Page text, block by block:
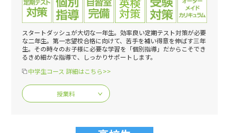
スタートダッシュが大切な一年生。効率良い定期テスト対策が必要
な二年生。第一志望校合格に向けて、苦手を補い得意を伸ばす三年
生。その時々のお子様に必要な学習を「個別指導」だからこそでき
るきめ細かな指導で、しっかりサポートします。
中学生コース 詳細はこちら>>
授業料